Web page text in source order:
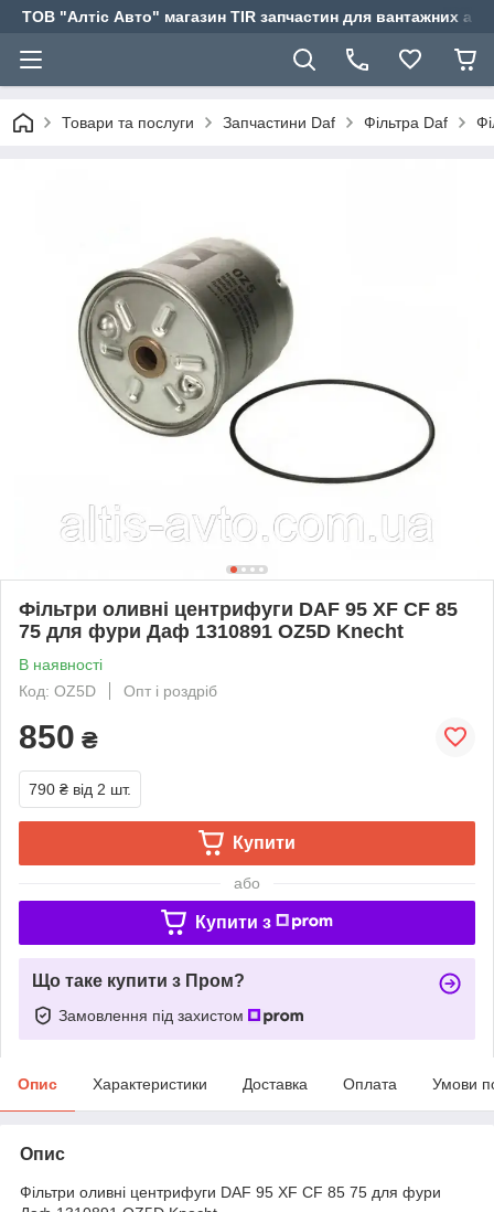
ТОВ "Алтіс Авто" магазин TIR запчастин для вантажних
Товари та послуги Запчастини Daf Фільтра Daf
Фільтри оливні центрифуги DAF 95 XF CF 85
75 для фури Даф 1310891 OZ5D Knecht
В наявності
Код: OZ5D
Опт і роздріб
850 ₴
790 ₴ від 2 шт.
Купити
або
Купити з
Що таке купити з Пром?
Замовлення під захистом
Опис Характеристики Доставка Оплата Умови
Опис
Фільтри оливні центрифуги DAF 95 XF CF 85 75 для фури